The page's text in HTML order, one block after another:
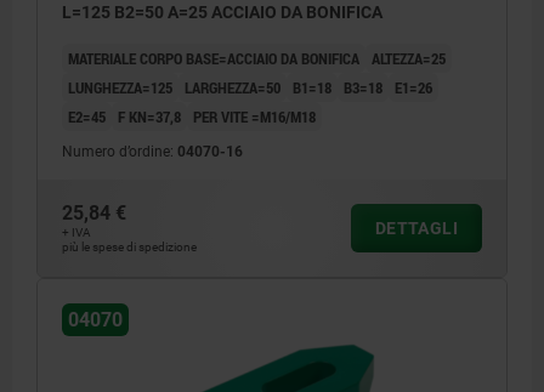
L=125 B2=50 A=25 ACCIAIO DA BONIFICA
MATERIALE CORPO BASE=ACCIAIO DA BONIFICA
ALTEZZA=25
LUNGHEZZA=125
LARGHEZZA=50 B1=18 B3=18
E1=26
E2=45
F KN=37,8 PER VITE =M16/M18
Numero d’ordine: 04070-16
25,84 €
+ IVA
più le spese di spedizione
DETTAGLI
04070